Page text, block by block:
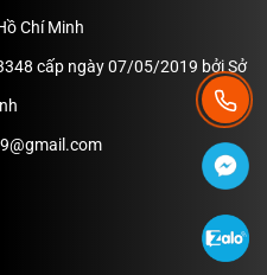
Chí Minh
cấp ngày 07/05/2019 bởi Sở